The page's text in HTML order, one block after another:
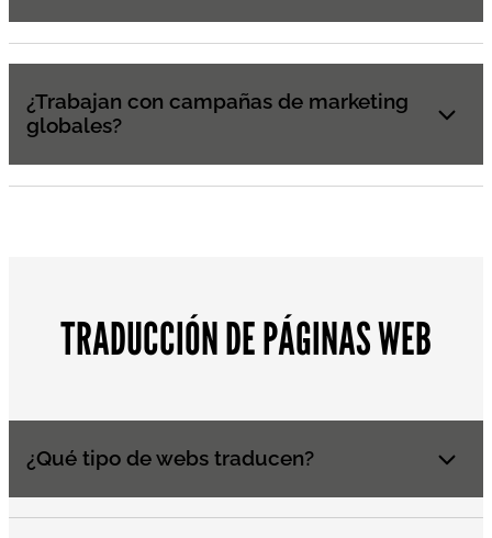
¿Trabajan con campañas de marketing
globales?
TRADUCCIÓN DE PÁGINAS WEB
¿Qué tipo de webs traducen?